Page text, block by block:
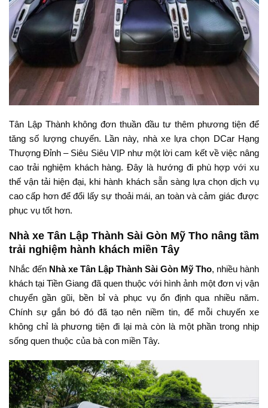
Tân Lập Thành không đơn thuần đầu tư thêm phương tiện để
tăng số lượng chuyến. Lần này, nhà xe lựa chọn DCar Hạng
Thượng Đỉnh – Siêu Siêu VIP như một lời cam kết về việc nâng
cao trải nghiệm khách hàng. Đây là hướng đi phù hợp với xu
thế vận tải hiện đại, khi hành khách sẵn sàng lựa chọn dịch vụ
cao cấp hơn để đổi lấy sự thoải mái, an toàn và cảm giác được
phục vụ tốt hơn.
Nhà xe Tân Lập Thành Sài Gòn Mỹ Tho nâng tầm
trải nghiệm hành khách miền Tây
Nhắc đến Nhà xe Tân Lập Thành Sài Gòn Mỹ Tho, nhiều hành
khách tại Tiền Giang đã quen thuộc với hình ảnh một đơn vị vận
chuyển gần gũi, bền bỉ và phục vụ ổn định qua nhiều năm.
Chính sự gắn bó đó đã tạo nên niềm tin, để mỗi chuyến xe
không chỉ là phương tiện đi lại mà còn là một phần trong nhịp
sống quen thuộc của bà con miền Tây.